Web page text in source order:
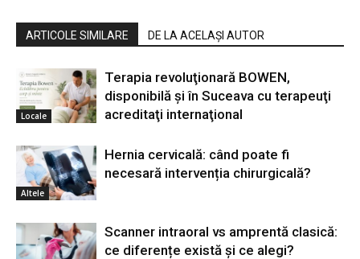
ARTICOLE SIMILARE DE LA ACELAȘI AUTOR
Locale
Terapia revoluţionară BOWEN,
disponibilă şi în Suceava cu terapeuţi
acreditaţi internaţional
Altele
Hernia cervicală: când poate fi
necesară intervenția chirurgicală?
Scanner intraoral vs amprentă clasică:
ce diferențe există și ce alegi?